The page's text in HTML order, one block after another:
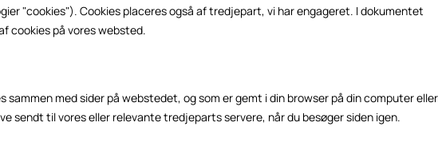
"cookies"). Cookies placeres også af tredjepart, vi har engageret. I dokumentet
​​cookies på vores websted.
sammen med sider på webstedet, og som er gemt i din browser på din computer eller
sendt til vores eller relevante tredjeparts servere, når du besøger siden igen.